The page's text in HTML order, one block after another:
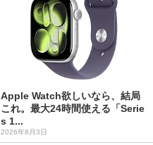
Apple Watch欲しいなら、結局
これ。最大24時間使える「Serie
s 1...
2026年8月3日